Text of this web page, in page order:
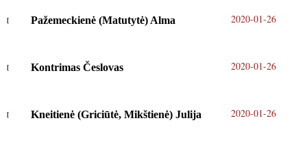
Pažemeckienė (Matutytė) Alma 2020-01-26
Kontrimas Česlovas 2020-01-26
Kneitienė (Griciūtė, Mikštienė) Julija 2020-01-26